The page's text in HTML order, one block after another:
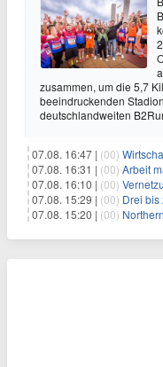
zusammen, um die 5,7
beeindruckenden
deutschlandweiten
07.08. 16:47 | (00)
07.08. 16:31 | (00) Arbeit
07.08. 16:10 | (00)
07.08. 15:29 | (00) Drei bis
07.08. 15:20 | (00) Northern